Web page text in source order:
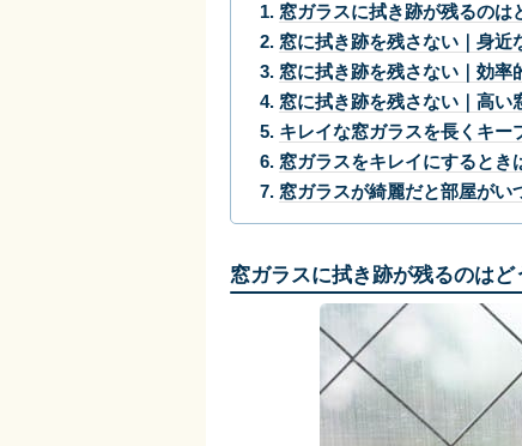
窓ガラスに拭き跡が残るのは
窓に拭き跡を残さない｜身近
窓に拭き跡を残さない｜効率
窓に拭き跡を残さない｜高い
キレイな窓ガラスを長くキー
窓ガラスをキレイにするとき
窓ガラスが綺麗だと部屋がい
窓ガラスに拭き跡が残るのはど